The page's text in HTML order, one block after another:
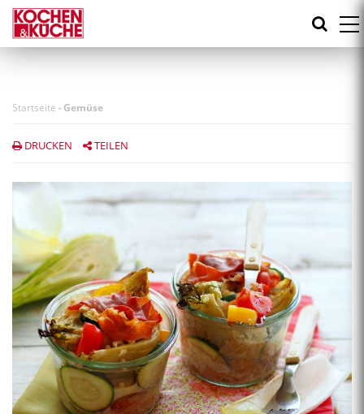
Direkt
zum
Inhalt
Startseite -Gemüse
DRUCKEN TEILEN